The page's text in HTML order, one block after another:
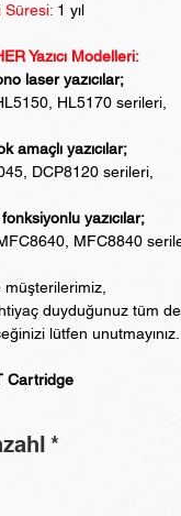
Süresi:1 yıl
Yazıcı Modelleri:
laser yazıcılar;
HL5170 serileri,
amaçlı yazıcılar;
DCP8120 serileri,
yazıcılar;
MFC8840
duyduğunuz tüm
lütfen unutmayınız..
Cartridge
*